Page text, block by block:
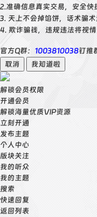
2.准确信息真实交易，安全快
3. 天上不会掉馅饼，话术骗
4. 欺诈骗钱，违规违法将视情
官方Q群： 1003810038钉推
取消
我知道啦
解锁会员权限
开通会员
解锁海量优质VIP资源
立刻开通
发布主题
个人中心
版块关注
我的听众
我的主题
搜索
快速回复
返回列表